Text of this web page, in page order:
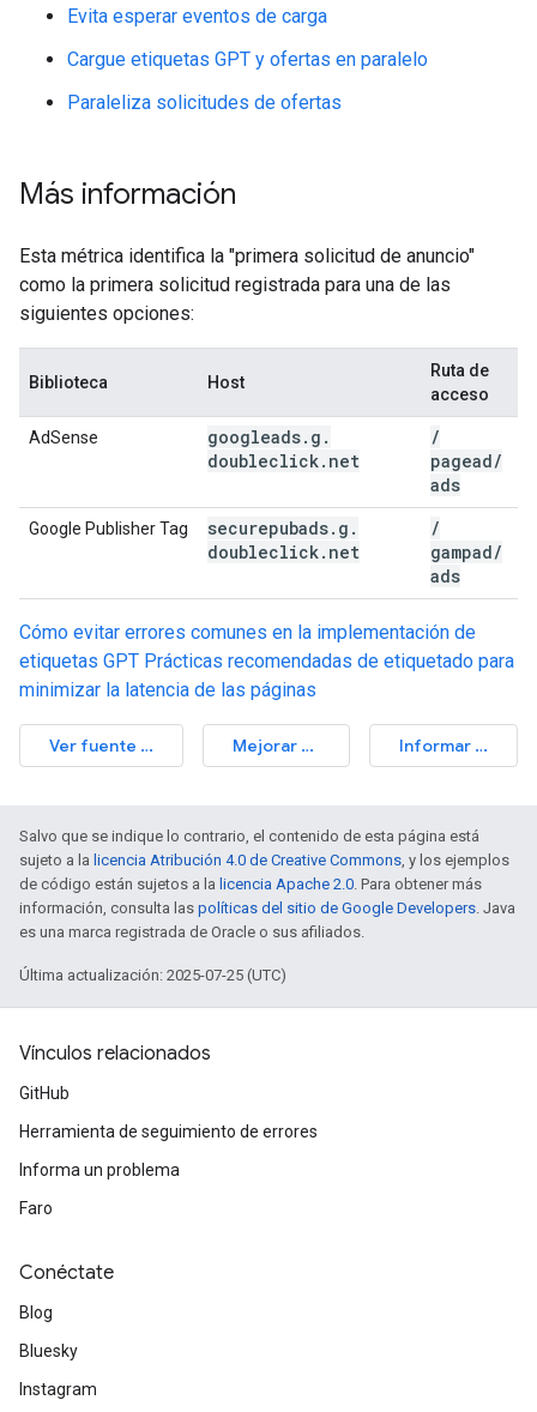
Evita esperar eventos de carga
Cargue etiquetas GPT y ofertas en paralelo
Paraleliza solicitudes de ofertas
Más información
Esta métrica identifica la "primera solicitud de anuncio"
como la primera solicitud registrada para una de las
siguientes opciones:
Biblioteca Host
Ruta de
acceso
AdSense googleads. g .
doubleclick. net
/
pagead/
ads
Google Publisher Tag securepubads. g .
doubleclick. net
/
gampad/
ads
Cómo evitar errores comunes en la implementación de
etiquetas GPT Prácticas recomendadas de etiquetado para
minimizar la latencia de las páginas
Ver fuente de la auditoría Mejorar este artículo Informar un problema
Salvo que se indique lo contrario, el contenido de esta página está
sujeto a la licencia Atribución 4.0 de Creative Commons, y los ejemplos
de código están sujetos a la licencia Apache 2.0. Para obtener más
información, consulta las políticas del sitio de Google Developers. Java
es una marca registrada de Oracle o sus afiliados.
Última actualización: 2025-07-25 (UTC)
Vínculos relacionados
GitHub
Herramienta de seguimiento de errores
Informa un problema
Faro
Conéctate
Blog
Bluesky
Instagram